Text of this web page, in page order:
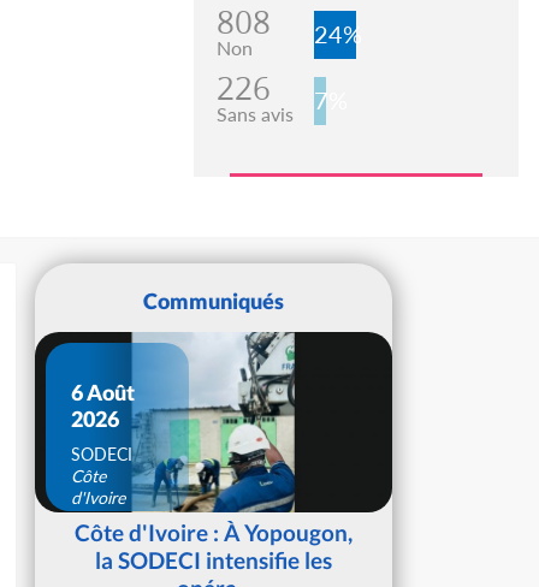
808
Non 24%
226
Sans avis 7%
Communiqués
6 Août
2026
SODECI
Côte
d'Ivoire
Côte d'Ivoire : À Yopougon,
la SODECI intensifie les